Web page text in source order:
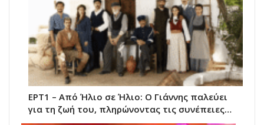
ΕΡΤ1 – Από Ήλιο σε Ήλιο: Ο Γιάννης παλεύει
για τη ζωή του, πληρώνοντας τις συνέπειες…